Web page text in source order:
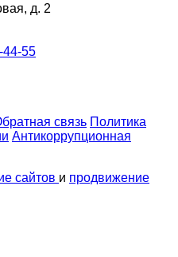
д. 2
44-55
связь Политика
Антикоррупционная
сайтов и продвижение